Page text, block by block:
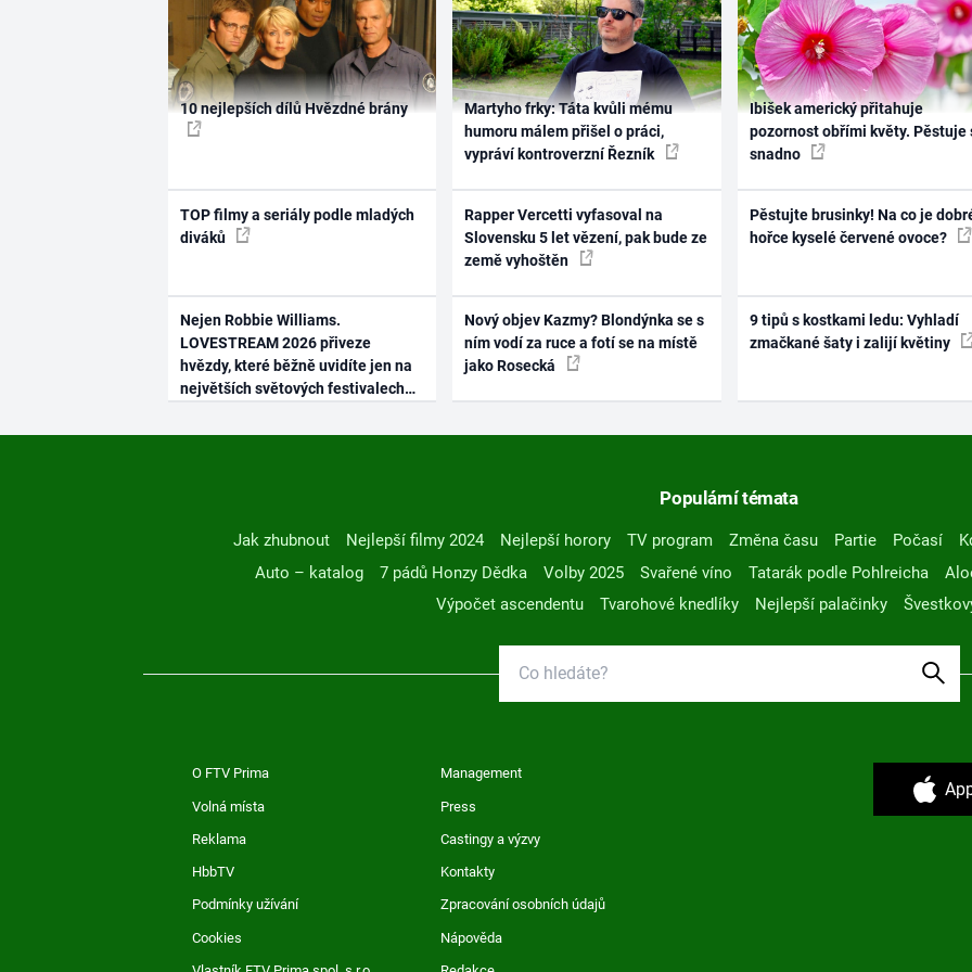
10 nejlepších dílů Hvězdné brány
TOP filmy a seriály podle mladých
diváků
Nejen Robbie Williams.
LOVESTREAM 2026 přiveze
hvězdy, které běžně uvidíte jen na
největších světových festivalech
Martyho frky: Táta kvůli mému
humoru málem přišel o práci,
vypráví kontroverzní Řezník
Rapper Vercetti vyfasoval na
Slovensku 5 let vězení, pak bude ze
země vyhoštěn
Nový objev Kazmy? Blondýnka se s
ním vodí za ruce a fotí se na místě
jako Rosecká
Ibišek americký přitahuje
pozornost obřími květy. Pěstuje
snadno
Pěstujte brusinky! Na co je
hořce kyselé červené ovoce?
9 tipů s kostkami ledu: Vyhladí
zmačkané šaty i zalijí květiny
Populární témata
Jak zhubnout Nejlepší filmy 2024 Nejlepší horory TV program Změna času Partie Počasí
Auto – katalog
7 pádů Honzy Dědka Volby 2025 Svařené víno Tatarák podle Pohlreicha
Výpočet ascendentu
Tvarohové knedlíky Nejlepší palačinky
O FTV Prima Management
Volná místa Press
Reklama Castingy a výzvy
HbbTV Kontakty
Podmínky užívání Zpracování osobních údajů
Cookies Nápověda